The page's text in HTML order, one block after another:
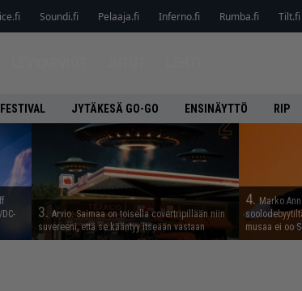
Soundi.fi Pelaaja.fi Inferno.fi Rumba.fi Tilt.fi
JYTÄKESÄ GO-GO ENSINÄYTTÖ RIP
3. Arvio: Saimaa on toisella covertripillään niin
suvereeni, että se kääntyy itseään vastaan
4. Marko
musaa ei oo